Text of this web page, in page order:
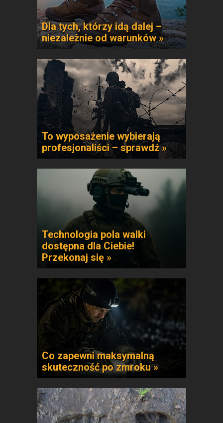
Dla tych, którzy idą dalej –
niezależnie od warunków »
To wyposażenie wybierają
profesjonaliści – sprawdź »
Technologia pola walki
dostępna dla Ciebie!
Przekonaj się »
Co zapewni maksymalną
skuteczność po zmroku »